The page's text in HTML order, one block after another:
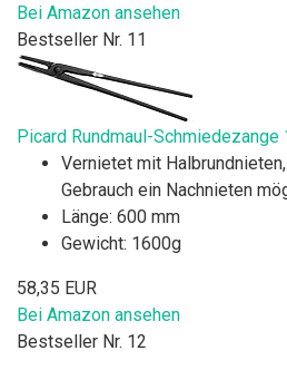
Bei Amazon ansehen
Bestseller Nr. 11
Picard Rundmaul-
Vernietet mit
Gebrauch ein Nachnieten
Länge: 600 mm
Gewicht: 1600g
58,35 EUR
Bei Amazon ansehen
Bestseller Nr. 12